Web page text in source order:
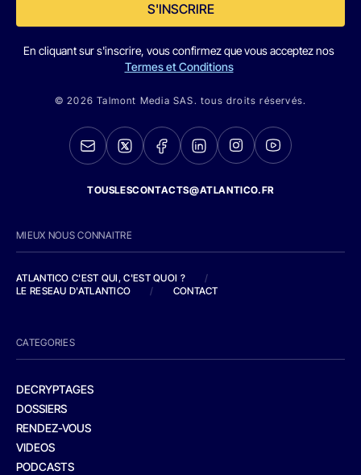
S'INSCRIRE
En cliquant sur s'inscrire, vous confirmez que vous acceptez nos
Termes et Conditions
© 2026 Talmont Media SAS. tous droits réservés.
TOUSLESCONTACTS@ATLANTICO.FR
MIEUX NOUS CONNAITRE
ATLANTICO C'EST QUI, C'EST QUOI ?
/
LE RESEAU D'ATLANTICO
/ CONTACT
CATEGORIES
DECRYPTAGES
DOSSIERS
RENDEZ-VOUS
VIDEOS
PODCASTS